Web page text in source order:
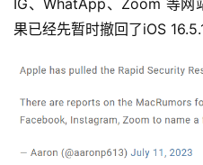
IG、WhatApp、Zoom 等网
果已经先暂时撤回了iOS